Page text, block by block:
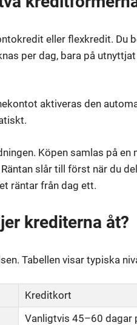
eller flexkredit. Du
per dag, bara på
aktiveras den
Köpen samlas på
slår till först när du
räntar från dag ett.
krediterna åt?
Tabellen visar typiska
Kreditkort
Vanligtvis 45–60 dagar